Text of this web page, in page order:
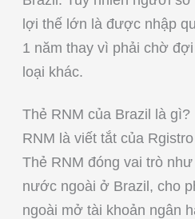
lợi thế lớn là được nhập
1 năm thay vì phải chờ
loại khác.
Thẻ RNM của Brazil là gì?
RNM là viết tắt của
Thẻ RNM đóng vai trò
nước ngoài ở Brazil, cho
ngoài mở tài khoản ngân